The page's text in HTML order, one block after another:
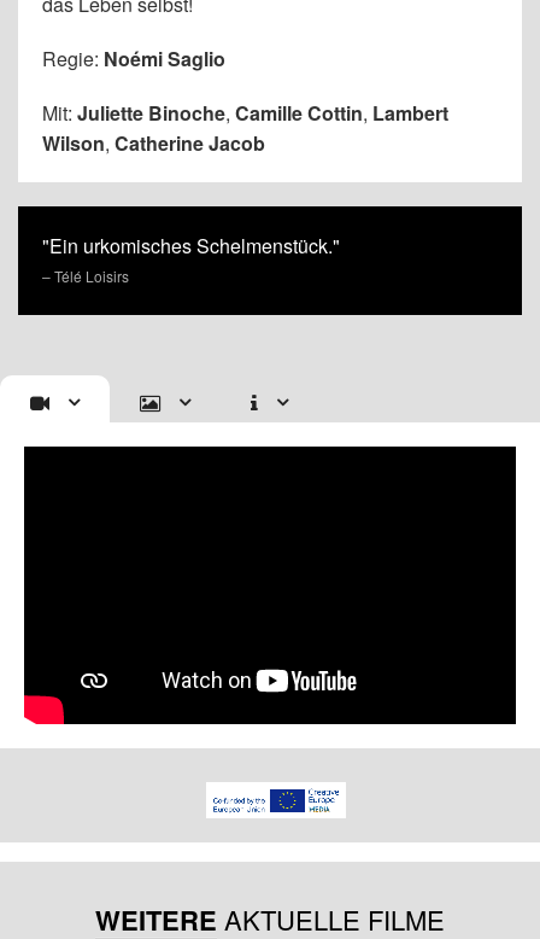
Regie: Noémi Saglio
Mit: Juliette Binoche, Camille Cottin, Lambert
Wilson, Catherine Jacob
"Ein urkomisches Schelmenstück."
– Télé Loisirs
WEITERE AKTUELLE FILME